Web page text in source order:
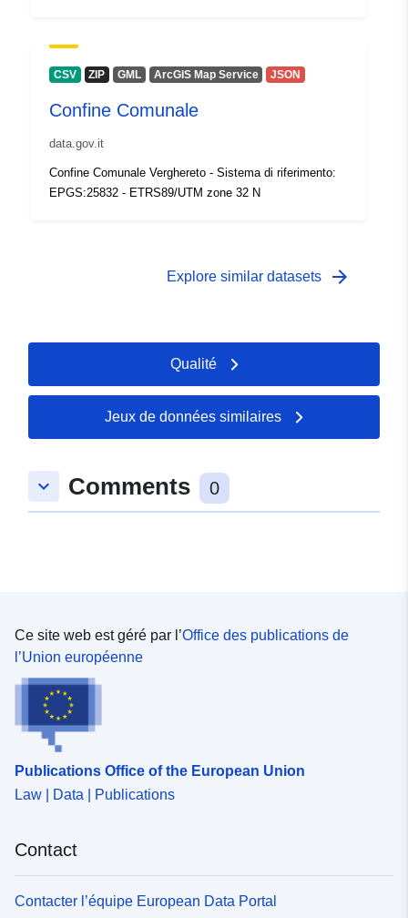
CSV ZIP GML ArcGIS Map Service JSON
Confine Comunale
data.gov.it
Confine Comunale Verghereto - Sistema di riferimento:
EPGS:25832 - ETRS89/UTM zone 32 N
Explore similar datasets arrow_forward
Qualité
Jeux de données similaires
keyboard_arrow_down Comments 0
Ce site web est géré par l’Office des publications de
l’Union européenne
Publications Office of the European Union
Law | Data | Publications
Contact
Contacter l’équipe European Data Portal